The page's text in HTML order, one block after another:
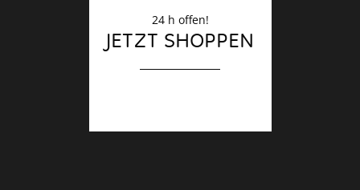
24 h offen!
JETZT SHOPPEN